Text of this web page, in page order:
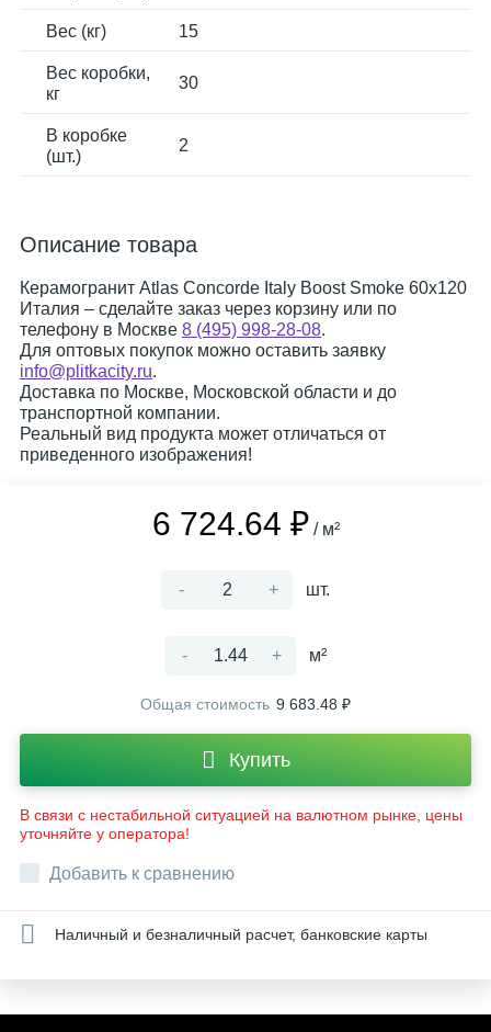
Вес (кг) 15
Вес коробки,
кг
30
В коробке
(шт.)
2
Описание товара
Керамогранит Atlas Concorde Italy Boost Smoke 60x120
Италия – сделайте заказ через корзину или по
телефону в Москве 8 (495) 998-28-08.
Для оптовых покупок можно оставить заявку
info@plitkacity.ru.
Доставка по Москве, Московской области и до
транспортной компании.
Реальный вид продукта может отличаться от
приведенного изображения!
6 724.64 ₽ / м²
- + шт.
- + м²
Общая стоимость 9 683.48 ₽
Купить
В связи с нестабильной ситуацией на валютном рынке, цены
уточняйте у оператора!
Добавить к сравнению
Наличный и безналичный расчет, банковские карты